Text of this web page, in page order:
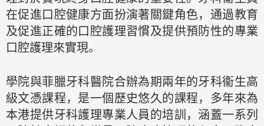
在促進口腔健康方面扮演著關鍵角色，通過教育
及促進正確的口腔護理習慣及提供預防性的專業
口腔護理來實現。
學院與菲臘牙科醫院合辦為期兩年的牙科衞生高
級文憑課程，是一個歷史悠久的課程，多年來為
本港提供牙科護理專業人員的培訓，涵蓋一系列